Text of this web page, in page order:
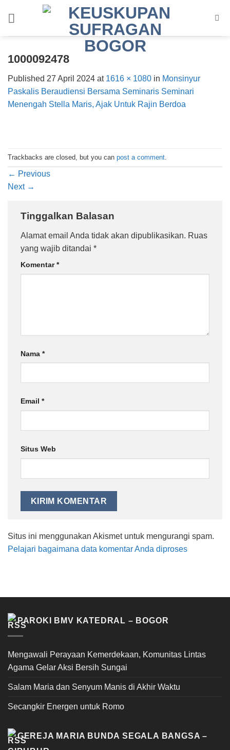
1000092478
Published 27 April 2024 at 1616 × 1080 in Monsinyur
Paskalis Beraudiensi Bersama Seminaris Seminari
Menengah Stella Maris, Ajak Untuk Rajin Berdoa
Trackbacks are closed, but you can post a comment
← Previous
Next →
Tinggalkan Balasan
Alamat email Anda tidak akan dipublikasikan. Ruas
yang wajib ditandai *
Komentar*
Nama *
Email *
Situs Web
Situs ini menggunakan Akismet untuk mengurangi spam.
Pelajari bagaimana data komentar Anda diproses
PAROKI BMV KATEDRAL – BOGOR
Mengawali Perayaan Kemerdekaan, Komunitas Lintas
Agama Gelar Aksi Bersih Sungai
Salam Maria dan Senyum Manis di Akhir Waktu
Secangkir Energen untuk Romo
GEREJA MARIA BUNDA SEGALA BANGSA –